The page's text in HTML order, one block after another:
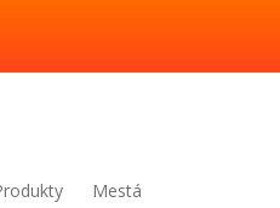
Mestá